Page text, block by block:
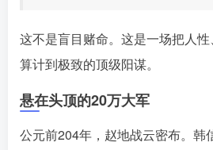
这不是盲目赌命。这是一场把人
算计到极致的顶级阳谋。󠄹󠅀󠄪󠄢󠄡󠄦󠄞󠄧󠄣󠄞󠄢󠄡󠄦󠄞󠄩󠄤󠅬󠅅󠅃󠄵󠅂󠄪󠅗󠅥󠅕󠅣󠅤󠅬󠅄󠄹󠄽󠄵󠄪󠄢󠄠󠄢󠄦󠄝󠄠󠄨󠄝󠄠󠄦󠄐󠄡󠄧󠄪󠄠󠄠󠄪󠄣󠄡󠅬󠅨󠅙󠅑󠅟󠅗󠅒󠄞󠅓󠅟󠅝󠄐󠇕󠆠󠅿󠇖󠆄󠆩󠇕󠅿󠆈󠇗󠆭󠆁󠄐󠇗󠅹󠅸󠇖󠆍󠅳󠇖󠅹󠅰󠇖󠆌󠅹
悬在头顶的20万大军
公元前204年，赵地战云密布。韩